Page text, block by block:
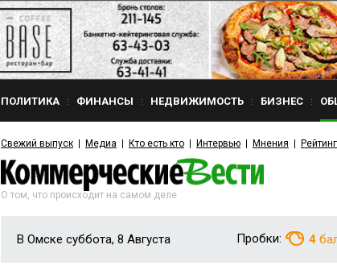
ПОЛИТИКА ФИНАНСЫ НЕДВИЖИМОСТЬ БИЗНЕС
Свежий выпуск Медиа Кто есть кто Интервью Мнения
О том, что происходит на самом деле
В Омске суббота, 8 Августа Пробки: 4